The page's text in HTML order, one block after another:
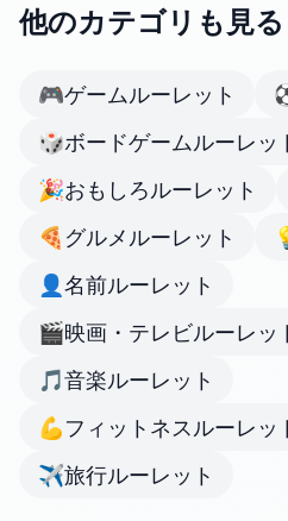
他のカテゴリも見る
🎮ゲームルーレット
🎲ボードゲームルーレッ
🎉おもしろルーレット
🍕 グルメルーレット
👤名前ルーレット
🎬映画・テレビルーレッ
🎵音楽ルーレット
💪フィットネスルーレッ
✈️旅行ルーレット